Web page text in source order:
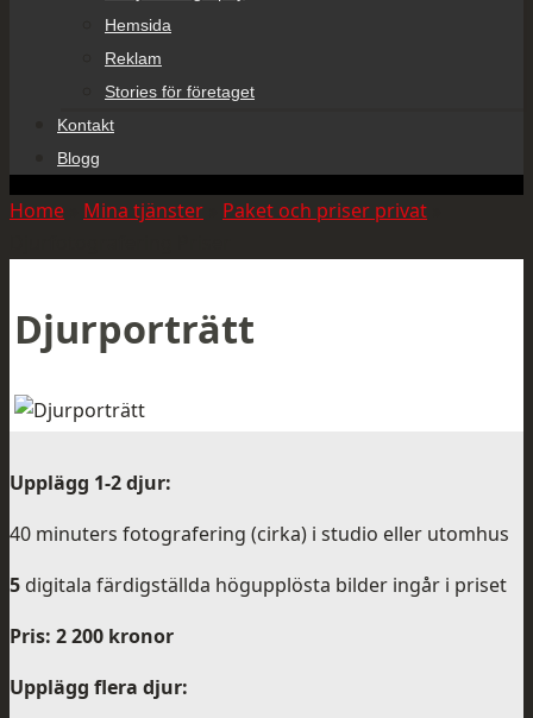
Hemsida
Reklam
Stories för företaget
Kontakt
Blogg
Home Mina tjänster Paket och priser privat
Djurporträtt
Upplägg 1-2 djur:
40 minuters fotografering (cirka) i studio eller utomhus
5 digitala färdigställda högupplösta bilder ingår i priset
Pris: 2 200 kronor
Upplägg flera djur: